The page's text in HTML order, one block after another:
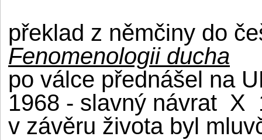
překlad z němčiny do
Fenomenologii ducha
po válce přednášel na
1968 - slavný návrat X
v závěru života byl